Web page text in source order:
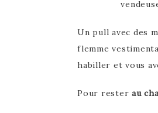
Un pull avec des
flemme
habiller et vous
Pour rester au